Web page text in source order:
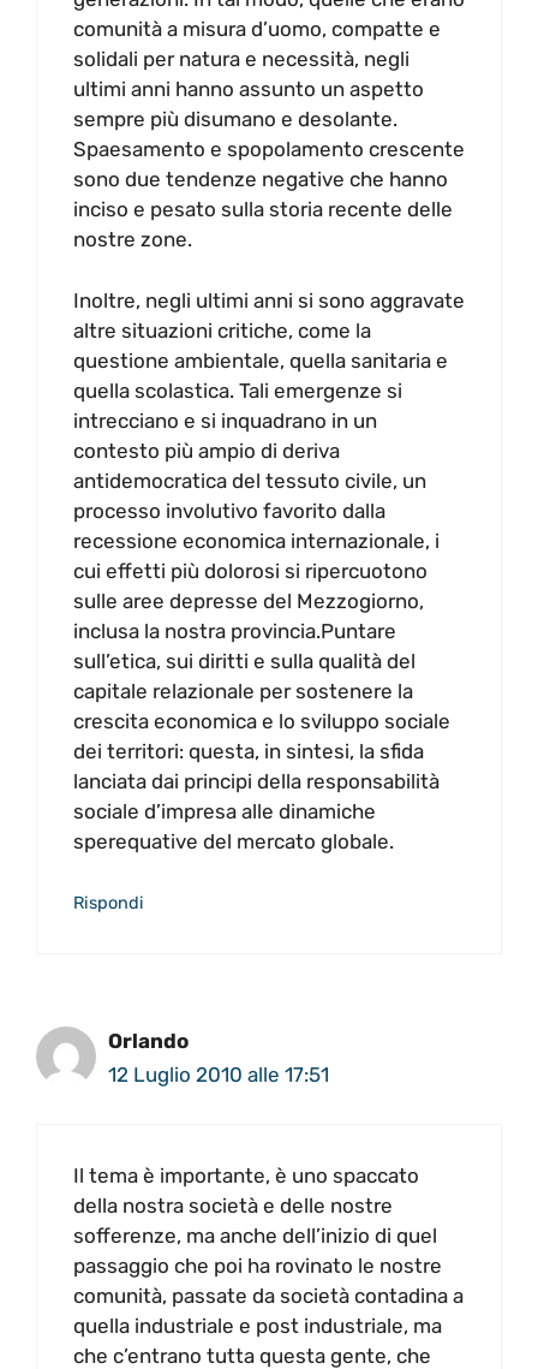
comunità a misura d’uomo, compatte e
solidali per natura e necessità, negli
ultimi anni hanno assunto un aspetto
sempre più disumano e desolante.
Spaesamento e spopolamento crescente
sono due tendenze negative che hanno
inciso e pesato sulla storia recente delle
nostre zone.
Inoltre, negli ultimi anni si sono aggravate
altre situazioni critiche, come la
questione ambientale, quella sanitaria e
quella scolastica. Tali emergenze si
intrecciano e si inquadrano in un
contesto più ampio di deriva
antidemocratica del tessuto civile, un
processo involutivo favorito dalla
recessione economica internazionale, i
cui effetti più dolorosi si ripercuotono
sulle aree depresse del Mezzogiorno,
inclusa la nostra provincia.Puntare
sull’etica, sui diritti e sulla qualità del
capitale relazionale per sostenere la
crescita economica e lo sviluppo sociale
dei territori: questa, in sintesi, la sfida
lanciata dai principi della responsabilità
sociale d’impresa alle dinamiche
sperequative del mercato globale.
Rispondi
Orlando
12 Luglio 2010 alle 17:51
Il tema è importante, è uno spaccato
della nostra società e delle nostre
sofferenze, ma anche dell’inizio di quel
passaggio che poi ha rovinato le nostre
comunità, passate da società contadina a
quella industriale e post industriale, ma
che c’entrano tutta questa gente, che